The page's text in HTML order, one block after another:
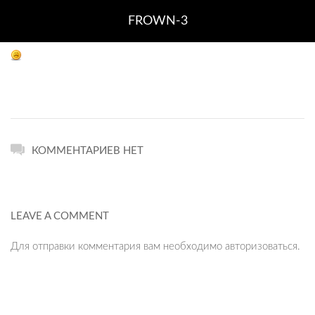
FROWN-3
КОММЕНТАРИЕВ НЕТ
LEAVE A COMMENT
Для отправки комментария вам необходимо авторизоваться.